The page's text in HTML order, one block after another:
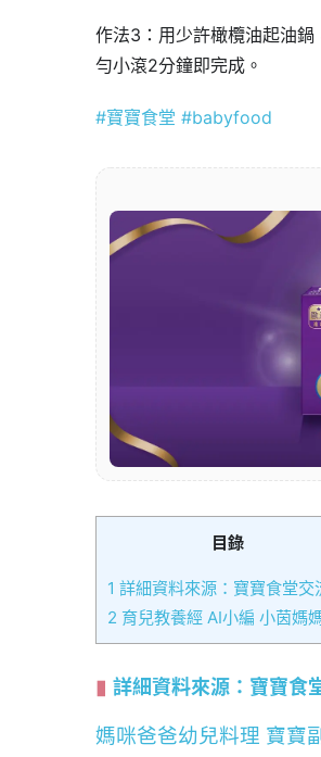
作法3：用少許橄欖油起油
勻小滾2分鐘即完成。
#寶寶食堂 #babyfood
目錄
1 詳細資料來源：寶寶食堂交
2 育兒教養經 AI小編 小茵媽
詳細資料來源：寶寶食
媽咪爸爸幼兒料理 寶寶